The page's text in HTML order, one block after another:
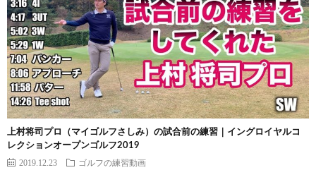
上村将司プロ（マイゴルフさしみ）の試合前の練習｜イングロイヤルコ
レクションオープンゴルフ2019
2019.12.23 ゴルフの練習動画